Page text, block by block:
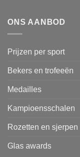
ONS AANBOD
Prijzen per sport
Bekers en trofeeën
Medailles
Kampioensschalen
Rozetten en sjerpen
Glas awards